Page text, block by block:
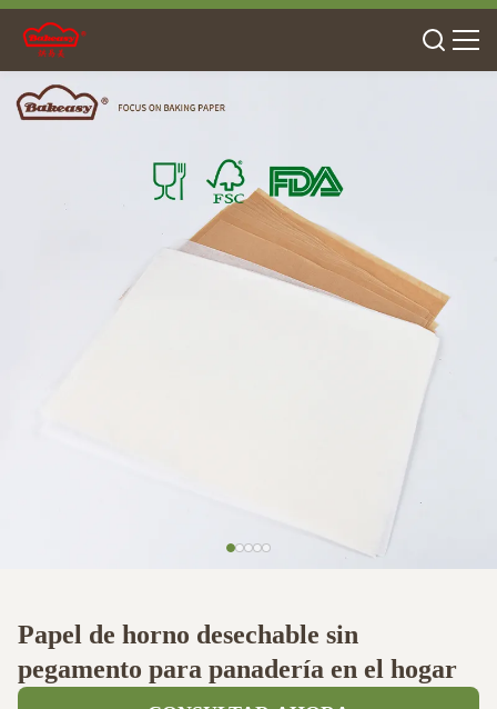
Papel de horno desechable sin
pegamento para panadería en el hogar